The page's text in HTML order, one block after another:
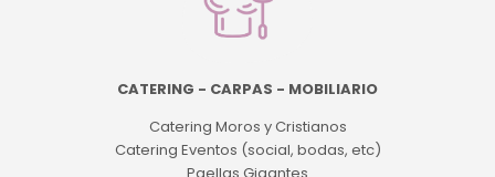
CATERING - CARPAS - MOBILIARIO
Catering Moros y Cristianos
Catering Eventos (social, bodas, etc)